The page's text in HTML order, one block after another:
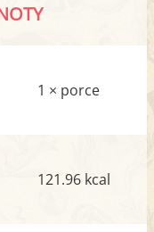
1 × porce
121.96 kcal